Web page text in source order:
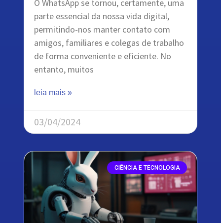
O WhatsApp se tornou, certamente, uma
parte essencial da nossa vida digital,
permitindo-nos manter contato com
amigos, familiares e colegas de trabalho
de forma conveniente e eficiente. No
entanto, muitos
leia mais »
03/04/2024
CIÊNCIA E TECNOLOGIA